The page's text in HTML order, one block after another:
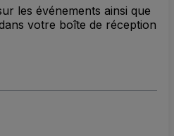
les événements ainsi que
votre boîte de réception